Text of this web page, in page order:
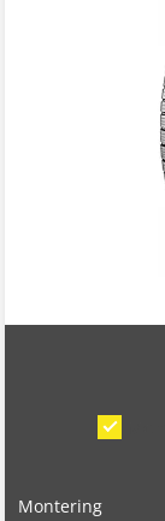
Montering